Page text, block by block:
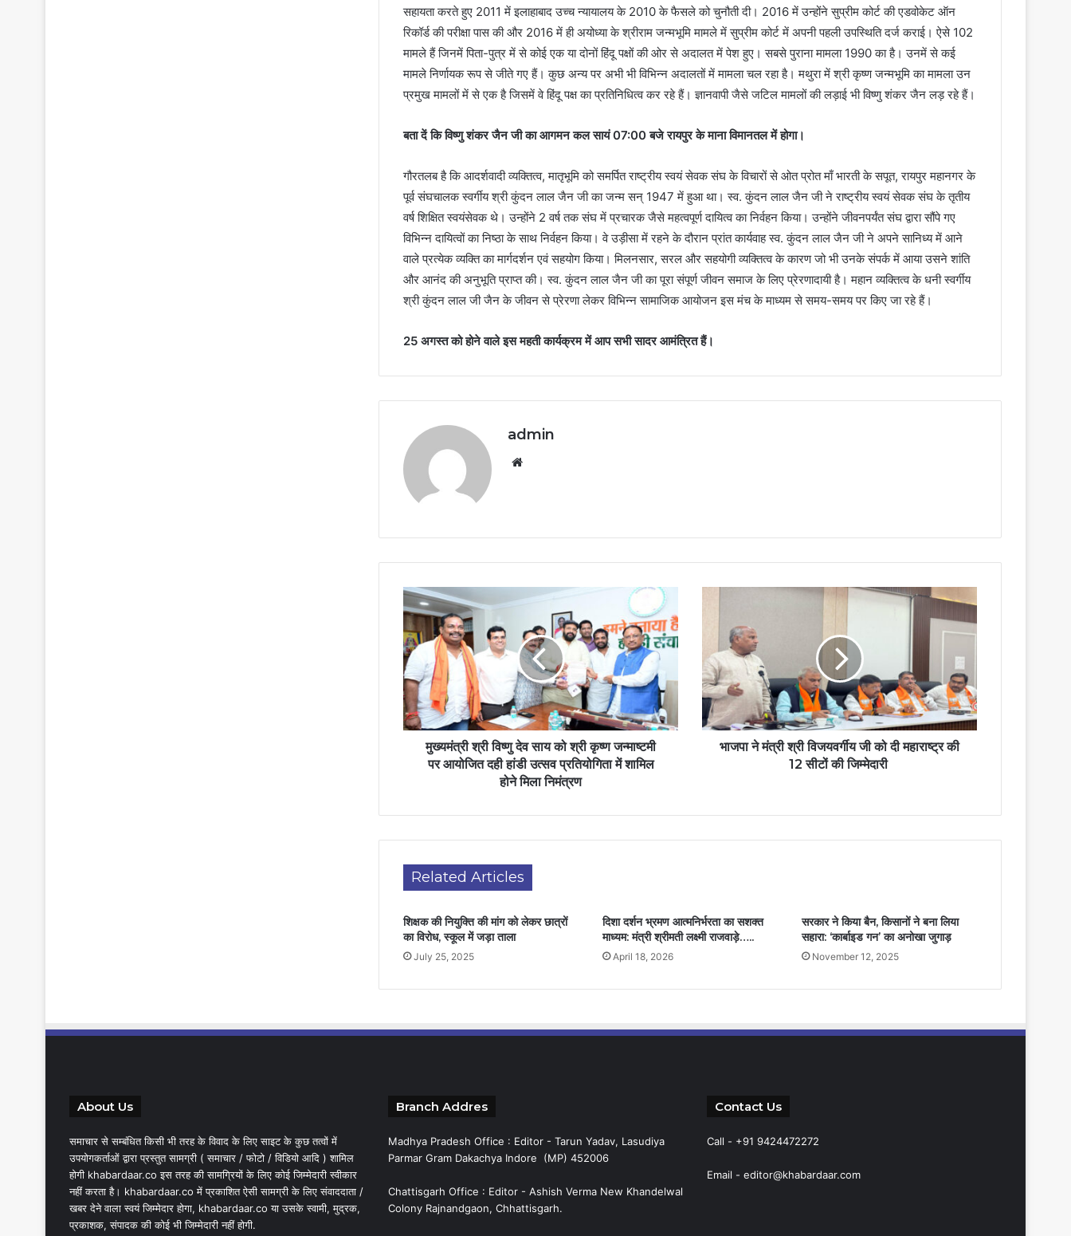
सहायता करते हुए 2011 में इलाहाबाद उच्च न्यायालय के 2010 के फैसले को चुनौती दी। 2016 में उन्होंने सुप्रीम कोर्ट की एडवोकेट ऑन
रिकॉर्ड की परीक्षा पास की और 2016 में ही अयोध्या के श्रीराम जन्मभूमि मामले में सुप्रीम कोर्ट में अपनी पहली उपस्थिति दर्ज कराई। ऐसे 102
मामले हैं जिनमें पिता-पुत्र में से कोई एक या दोनों हिंदू पक्षों की ओर से अदालत में पेश हुए। सबसे पुराना मामला 1990 का है। उनमें से कई
मामले निर्णायक रूप से जीते गए हैं। कुछ अन्य पर अभी भी विभिन्न अदालतों में मामला चल रहा है। मथुरा में श्री कृष्ण जन्मभूमि का मामला उन
प्रमुख मामलों में से एक है जिसमें वे हिंदू पक्ष का प्रतिनिधित्व कर रहे हैं। ज्ञानवापी जैसे जटिल मामलों की लड़ाई भी विष्णु शंकर जैन लड़ रहे हैं।
बता दें कि विष्णु शंकर जैन जी का आगमन कल सायं 07:00 बजे रायपुर के माना विमानतल में होगा।
गौरतलब है कि आदर्शवादी व्यक्तित्व, मातृभूमि को समर्पित राष्ट्रीय स्वयं सेवक संघ के विचारों से ओत प्रोत माँ भारती के सपूत, रायपुर महानगर के
पूर्व संघचालक स्वर्गीय श्री कुंदन लाल जैन जी का जन्म सन् 1947 में हुआ था। स्व. कुंदन लाल जैन जी ने राष्ट्रीय स्वयं सेवक संघ के तृतीय
वर्ष शिक्षित स्वयंसेवक थे। उन्होंने 2 वर्ष तक संघ में प्रचारक जैसे महत्वपूर्ण दायित्व का निर्वहन किया। उन्होंने जीवनपर्यंत संघ द्वारा सौंपे गए
विभिन्न दायित्वों का निष्ठा के साथ निर्वहन किया। वे उड़ीसा में रहने के दौरान प्रांत कार्यवाह स्व. कुंदन लाल जैन जी ने अपने सानिध्य में आने
वाले प्रत्येक व्यक्ति का मार्गदर्शन एवं सहयोग किया। मिलनसार, सरल और सहयोगी व्यक्तित्व के कारण जो भी उनके संपर्क में आया उसने शांति
और आनंद की अनुभूति प्राप्त की। स्व. कुंदन लाल जैन जी का पूरा संपूर्ण जीवन समाज के लिए प्रेरणादायी है। महान व्यक्तित्व के धनी स्वर्गीय
श्री कुंदन लाल जी जैन के जीवन से प्रेरणा लेकर विभिन्न सामाजिक आयोजन इस मंच के माध्यम से समय-समय पर किए जा रहे हैं।
25 अगस्त को होने वाले इस महती कार्यक्रम में आप सभी सादर आमंत्रित हैं।
admin
मुख्यमंत्री श्री विष्णु देव साय को श्री कृष्ण जन्माष्टमी
पर आयोजित दही हांडी उत्सव प्रतियोगिता में शामिल
होने मिला निमंत्रण
भाजपा ने मंत्री श्री विजयवर्गीय जी को दी महाराष्ट्र की
12 सीटों की जिम्मेदारी
Related Articles
शिक्षक की नियुक्ति की मांग को लेकर छात्रों
का विरोध, स्कूल में जड़ा ताला
July 25, 2025
दिशा दर्शन भ्रमण आत्मनिर्भरता का सशक्त
माध्यम: मंत्री श्रीमती लक्ष्मी राजवाड़े…..
April 18, 2026
सरकार ने किया बैन, किसानों ने बना लिया
सहारा: ‘कार्बाइड गन’ का अनोखा जुगाड़
November 12, 2025
About Us
समाचार से सम्बंधित किसी भी तरह के विवाद के लिए साइट के कुछ तत्वों में
उपयोगकर्ताओं द्वारा प्रस्तुत सामग्री ( समाचार / फोटो / विडियो आदि ) शामिल
होगी khabardaar.co इस तरह की सामग्रियों के लिए कोई जिम्मेदारी स्वीकार
नहीं करता है। khabardaar.co में प्रकाशित ऐसी सामग्री के लिए संवाददाता /
खबर देने वाला स्वयं जिम्मेदार होगा, khabardaar.co या उसके स्वामी, मुद्रक,
प्रकाशक, संपादक की कोई भी जिम्मेदारी नहीं होगी.
Branch Addres
Madhya Pradesh Office : Editor - Tarun Yadav, Lasudiya
Parmar Gram Dakachya Indore (MP) 452006
Chattisgarh Office : Editor - Ashish Verma New Khandelwal
Colony Rajnandgaon, Chhattisgarh.
Contact Us
Call - +91 9424472272
Email - editor@khabardaar.com